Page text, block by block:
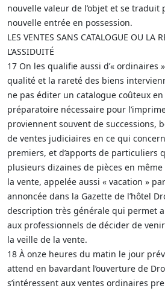
nouvelle valeur de l’objet et se
nouvelle entrée en possession.
LES VENTES SANS CATALOGUE OU LA
L’ASSIDUITÉ
17 On les qualifie aussi d’« ordinaires
qualité et la rareté des biens
ne pas éditer un catalogue coûteux
préparatoire nécessaire pour
proviennent souvent de successions,
de ventes judiciaires en ce qui
premiers, et d’apports de particuliers
plusieurs dizaines de pièces en même
la vente, appelée aussi « vacation »
annoncée dans la Gazette de l’hôtel
description très générale qui permet
aux professionnels de décider de
la veille de la vente.
18 À onze heures du matin le jour
attend en bavardant l’ouverture de
s’intéressent aux ventes ordinaires